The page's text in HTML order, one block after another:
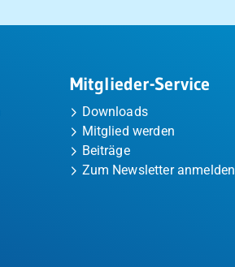
Mitglieder-Service
Downloads
Mitglied werden
Beiträge
Zum Newsletter anmelden